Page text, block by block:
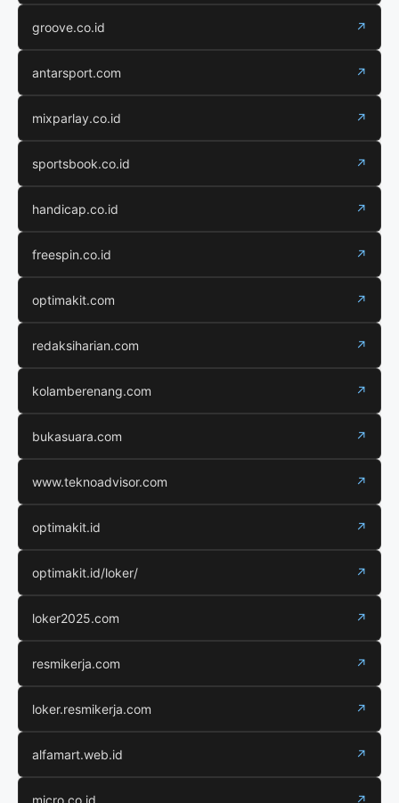
groove.co.id ↗
antarsport.com ↗
mixparlay.co.id ↗
sportsbook.co.id ↗
handicap.co.id ↗
freespin.co.id ↗
optimakit.com ↗
redaksiharian.com ↗
kolamberenang.com ↗
bukasuara.com ↗
www.teknoadvisor.com ↗
optimakit.id ↗
optimakit.id/loker/ ↗
loker2025.com ↗
resmikerja.com ↗
loker.resmikerja.com ↗
alfamart.web.id ↗
micro.co.id ↗